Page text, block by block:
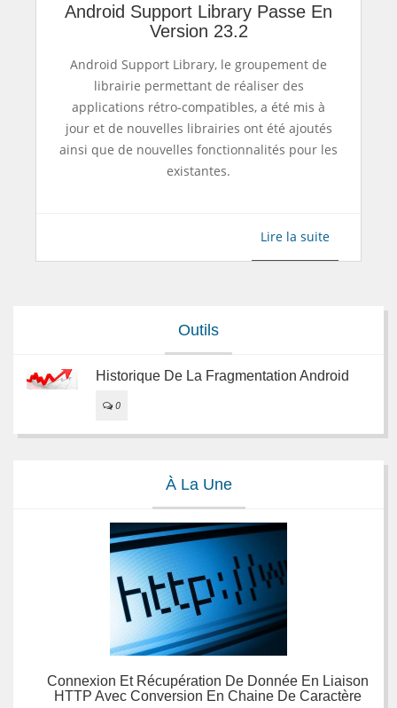
Android Support Library Passe En
Version 23.2
Android Support Library, le groupement de
librairie permettant de réaliser des
applications rétro-compatibles, a été mis à
jour et de nouvelles librairies ont été ajoutés
ainsi que de nouvelles fonctionnalités pour les
existantes.
Lire la suite
Outils
Historique De La Fragmentation Android
0
À La Une
Connexion Et Récupération De Donnée En Liaison
HTTP Avec Conversion En Chaine De Caractère